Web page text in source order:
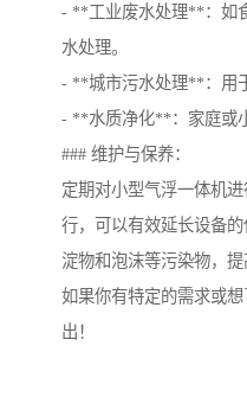
- **工业废水处理**：如
水处理。
- **城市污水处理**：用
- **水质净化**：家庭或
### 维护与保养：
定期对小型气浮一体机
行，可以有效延长设备
淀物和泡沫等污染物，提
如果你有特定的需求或
出！